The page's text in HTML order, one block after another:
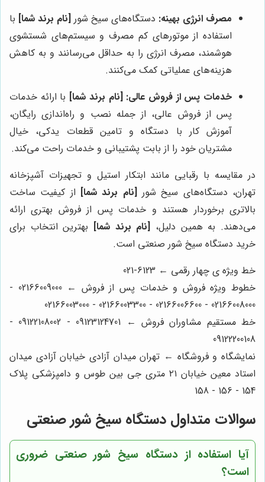
مصرف انرژی بهینه: دستگاه‌های سیخ شور [نام برند شما] با
استفاده از موتورهای کم مصرف و سیستم‌های شستشوی
هوشمند، مصرف انرژی را به حداقل می‌رسانند و به کاهش
هزینه‌های عملیاتی کمک می‌کنند.
خدمات پس از فروش عالی: [نام برند شما] با ارائه خدمات
پس از فروش عالی، از جمله نصب و راه‌اندازی رایگان،
آموزش کار با دستگاه و تامین قطعات یدکی، خیال
مشتریان خود را از بابت پشتیبانی و خدمات راحت می‌کند.
در مقایسه با رقبایی مانند ابتکار استیل و تجهیزات آشپزخانه
تهران، دستگاه‌های سیخ شور [نام برند شما] از کیفیت ساخت
بالاتری برخوردار هستند و خدمات پس از فروش بهتری ارائه
می‌دهند. به همین دلیل، [نام برند شما] بهترین انتخاب برای
خرید دستگاه سیخ شور صنعتی است.
خط ویژه ی چهار رقمی ← 6123-021
خطوط ویژه فروش و خدمات پس از فروش ← 02166009000 -
02166008000 - 02166006600 - 02166003300 - 02166003000
خط مستقیم مشاوران فروش ← 09123124701 - 09122108002 -
09122200108
نمایشگاه و فروشگاه ← تهران میدان آزادی خیابان آزادی میدان
استاد معین خیابان ۲۱ متری جی بین طوس و دامپزشکی پلاک
154 - 156 - 158
سوالات متداول دستگاه سیخ شور صنعتی
آیا استفاده از دستگاه سیخ شور صنعتی ضروری
است؟